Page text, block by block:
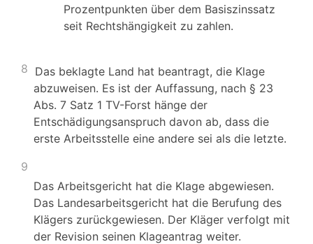
Prozentpunkten über dem Basiszinssatz
seit Rechtshängigkeit zu zahlen.
8 Das beklagte Land hat beantragt, die Klage
abzuweisen. Es ist der Auffassung, nach § 23
Abs. 7 Satz 1 TV-Forst hänge der
Entschädigungsanspruch davon ab, dass die
erste Arbeitsstelle eine andere sei als die letzte.
9
Das Arbeitsgericht hat die Klage abgewiesen.
Das Landesarbeitsgericht hat die Berufung des
Klägers zurückgewiesen. Der Kläger verfolgt mit
der Revision seinen Klageantrag weiter.